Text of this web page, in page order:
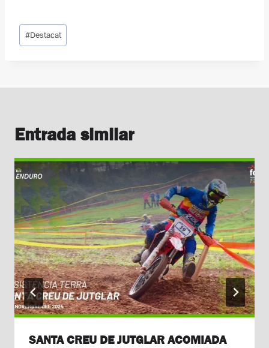
Etiquetes
d'entrada
#Destacat
Entrada similar
SANTA CREU DE JUTGLAR ACOMIADA